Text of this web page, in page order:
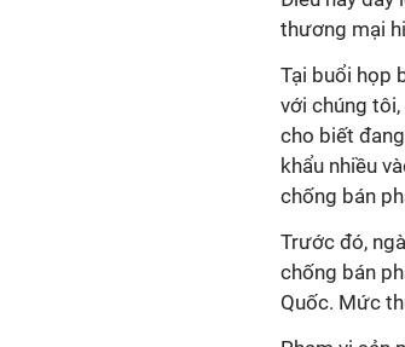
thương mại
Tại buổi họp
với chúng
cho biết
khẩu nhiều
chống bán
Trước đó,
chống bán
Quốc. Mức